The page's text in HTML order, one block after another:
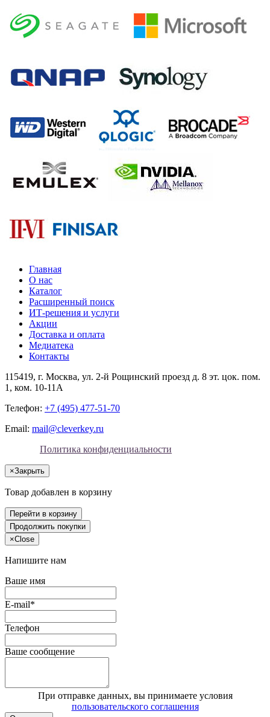
Главная
О нас
Каталог
Расширенный поиск
ИТ-решения и услуги
Акции
Доставка и оплата
Медиатека
Контакты
115419, г. Москва, ул. 2-й Рощинский проезд д. 8 эт. цок. пом.
1, ком. 10-11А
Телефон: +7 (495) 477-51-70
Email: mail@cleverkey.ru
Политика конфиденциальности
×Закрыть
Товар добавлен в корзину
Перейти в корзину
Продолжить покупки
×Close
Напишите нам
Ваше имя
E-mail*
Телефон
Ваше сообщение
При отправке данных, вы принимаете условия
пользовательского соглашения